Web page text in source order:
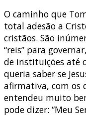
O caminho que
total adesão a
cristãos. São
“reis” para
de instituições até
queria saber se
afirmativa, com os
entendeu muito
pode dizer: “Meu